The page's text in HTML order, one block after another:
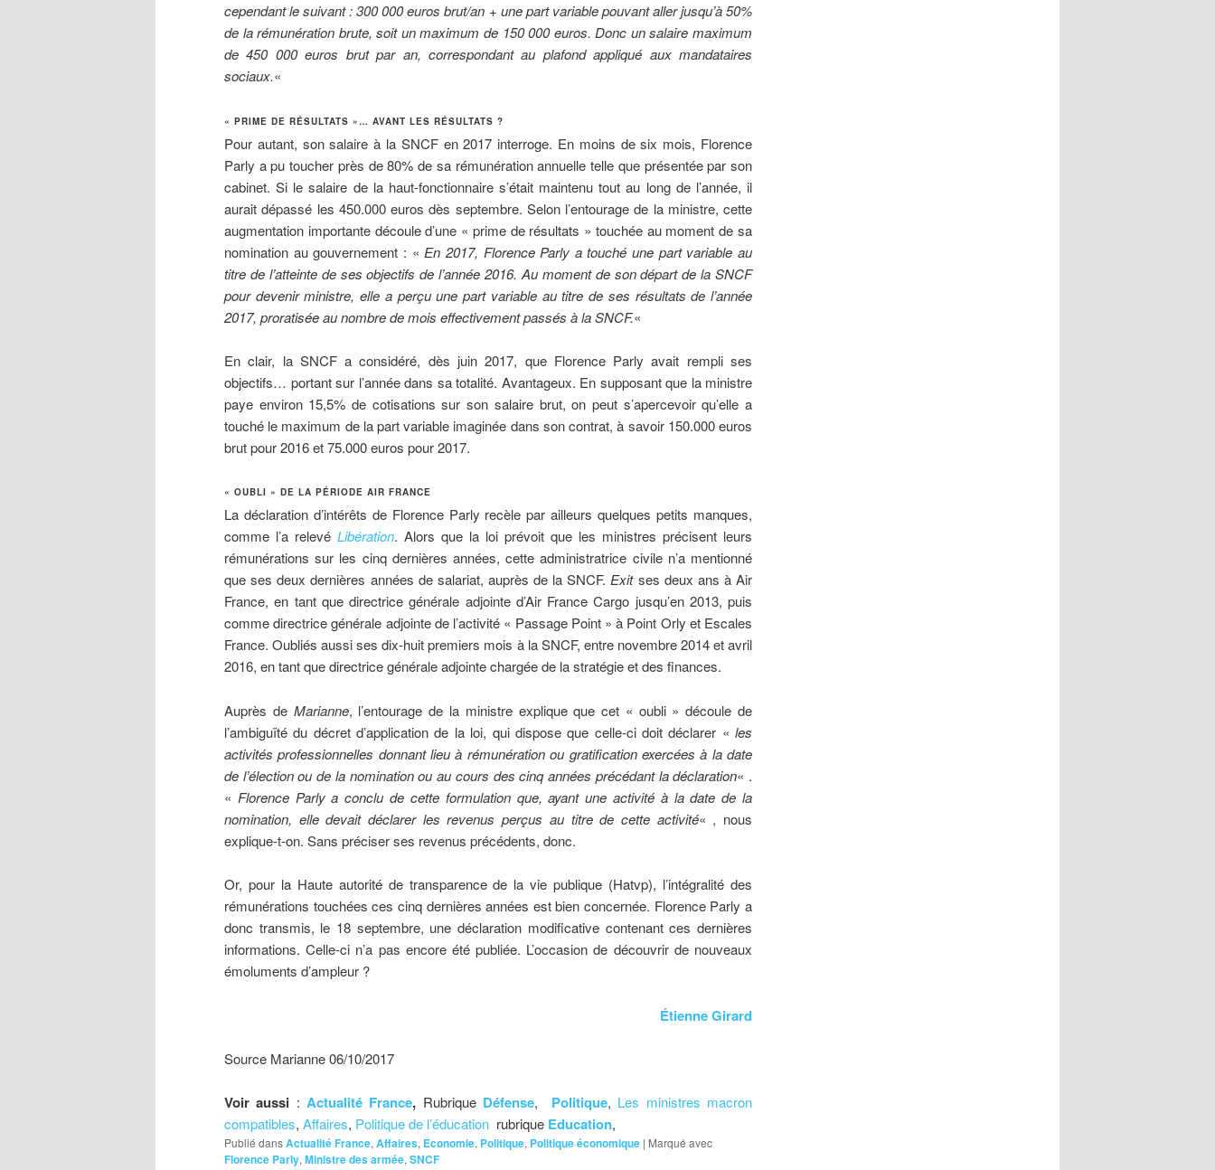
cependant le suivant : 300 000 euros brut/an + une part variable pouvant aller jusqu’à 50%
de la rémunération brute, soit un maximum de 150 000 euros. Donc un salaire maximum
de 450 000 euros brut par an, correspondant au plafond appliqué aux mandataires
sociaux.«
« PRIME DE RÉSULTATS »… AVANT LES RÉSULTATS ?
Pour autant, son salaire à la SNCF en 2017 interroge. En moins de six mois, Florence
Parly a pu toucher près de 80% de sa rémunération annuelle telle que présentée par son
cabinet. Si le salaire de la haut-fonctionnaire s’était maintenu tout au long de l’année, il
aurait dépassé les 450.000 euros dès septembre. Selon l’entourage de la ministre, cette
augmentation importante découle d’une « prime de résultats » touchée au moment de sa
nomination au gouvernement : « En 2017, Florence Parly a touché une part variable au
titre de l’atteinte de ses objectifs de l’année 2016. Au moment de son départ de la SNCF
pour devenir ministre, elle a perçu une part variable au titre de ses résultats de l’année
2017, proratisée au nombre de mois effectivement passés à la SNCF.«
En clair, la SNCF a considéré, dès juin 2017, que Florence Parly avait rempli ses
objectifs… portant sur l’année dans sa totalité. Avantageux. En supposant que la ministre
paye environ 15,5% de cotisations sur son salaire brut, on peut s’apercevoir qu’elle a
touché le maximum de la part variable imaginée dans son contrat, à savoir 150.000 euros
brut pour 2016 et 75.000 euros pour 2017.
« OUBLI » DE LA PÉRIODE AIR FRANCE
La déclaration d’intérêts de Florence Parly recèle par ailleurs quelques petits manques,
comme l’a relevé Libération. Alors que la loi prévoit que les ministres précisent leurs
rémunérations sur les cinq dernières années, cette administratrice civile n’a mentionné
que ses deux dernières années de salariat, auprès de la SNCF.Exitses deux ans à Air
France, en tant que directrice générale adjointe d’Air France Cargo jusqu’en 2013, puis
comme directrice générale adjointe de l’activité « Passage Point » à Point Orly et Escales
France. Oubliés aussi ses dix-huit premiers mois à la SNCF, entre novembre 2014 et avril
2016, en tant que directrice générale adjointe chargée de la stratégie et des finances.
Auprès de Marianne, l’entourage de la ministre explique que cet « oubli » découle de
l’ambiguïté du décret d’application de la loi, qui dispose que celle-ci doit déclarer « les
activités professionnelles donnant lieu à rémunération ou gratification exercées à la date
de l’élection ou de la nomination ou au cours des cinq années précédant la déclaration« .
« Florence Parly a conclu de cette formulation que, ayant une activité à la date de la
nomination, elle devait déclarer les revenus perçus au titre de cette activité« , nous
explique-t-on. Sans préciser ses revenus précédents, donc.
Or, pour la Haute autorité de transparence de la vie publique (Hatvp), l’intégralité des
rémunérations touchées ces cinq dernières années est bien concernée. Florence Parly a
donc transmis, le 18 septembre, une déclaration modificative contenant ces dernières
informations. Celle-ci n’a pas encore été publiée. L’occasion de découvrir de nouveaux
émoluments d’ampleur ?
Étienne Girard
Source Marianne 06/10/2017
Voir aussi :Actualité France, Rubrique Défense, Politique, Les ministres macron
compatibles, Affaires, Politique de l’éducation rubrique Education,
Publié dansActualité France, Affaires, Economie, Politique, Politique économique | Marqué avec
Florence Parly, Ministre des armée, SNCF